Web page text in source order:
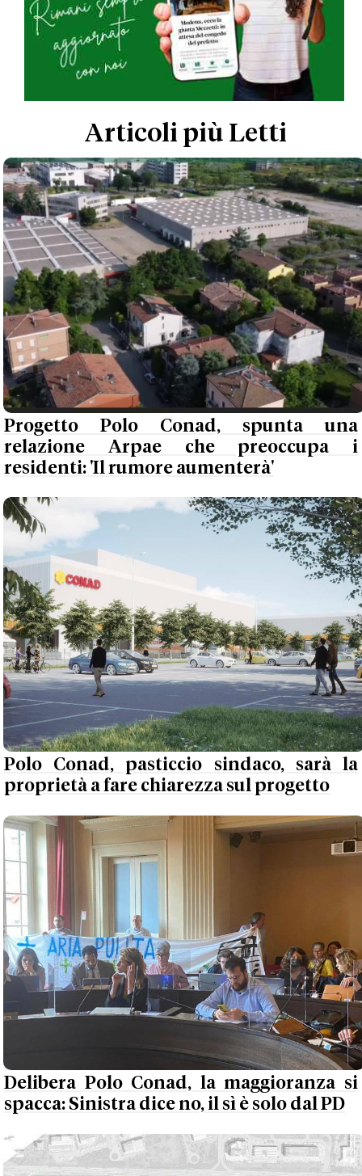
Articoli più Letti
Progetto Polo Conad, spunta una
relazione Arpae che preoccupa i
residenti: 'Il rumore aumenterà'
Polo Conad, pasticcio sindaco, sarà la
proprietà a fare chiarezza sul progetto
Delibera Polo Conad, la maggioranza si
spacca: Sinistra dice no, il sì è solo dal PD